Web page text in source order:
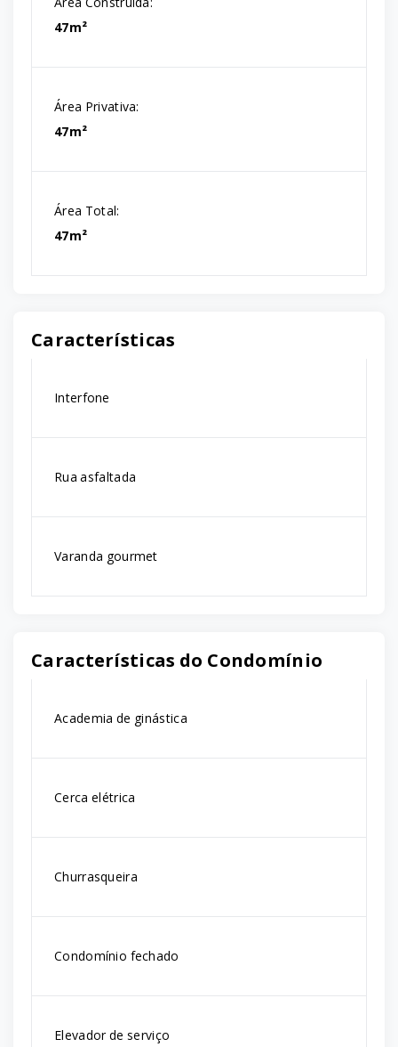
47m²
Área Privativa:
47m²
Área Total:
47m²
Características
Interfone
Rua asfaltada
Varanda gourmet
Características do Condomínio
Academia de ginástica
Cerca elétrica
Churrasqueira
Condomínio fechado
Elevador de serviço